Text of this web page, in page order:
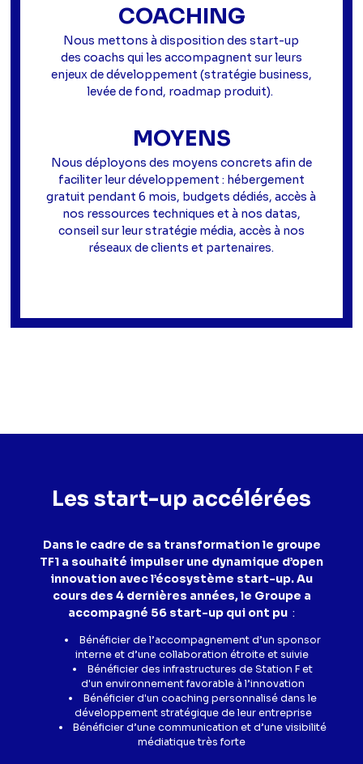
COACHING
Nous mettons à disposition des start-up
des coachs qui les accompagnent sur leurs
enjeux de développement (stratégie business,
levée de fond, roadmap produit).
MOYENS
Nous déployons des moyens concrets afin de
faciliter leur développement : hébergement
gratuit pendant 6 mois, budgets dédiés, accès à
nos ressources techniques et à nos datas,
conseil sur leur stratégie média, accès à nos
réseaux de clients et partenaires.
Les start-up accélérées
Dans le cadre de sa transformation le groupe
TF1 a souhaité impulser une dynamique d’open
innovation avec l’écosystème start-up. Au
cours des 4 dernières années, le Groupe a
accompagné 56 start-up qui ont pu :
Bénéficier de l’accompagnement d’un sponsor
interne et d’une collaboration étroite et suivie
Bénéficier des infrastructures de Station F et
d'un environnement favorable à l’innovation
Bénéficier d'un coaching personnalisé dans le
développement stratégique de leur entreprise
Bénéficier d’une communication et d’une visibilité
médiatique très forte